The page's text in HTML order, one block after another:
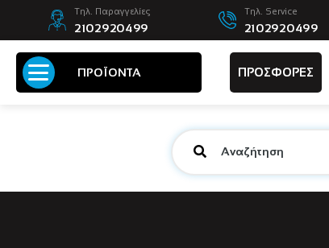
Τηλ. Παραγγελίες
2102920499
Τηλ. Service
2102920499
ΠΡΟΪΟΝΤΑ ΠΡΟΣΦΟΡΕΣ